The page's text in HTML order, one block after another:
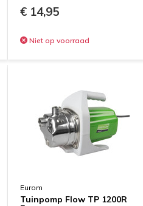
€ 14,95
Niet op voorraad
Eurom
Tuinpomp Flow TP 1200R